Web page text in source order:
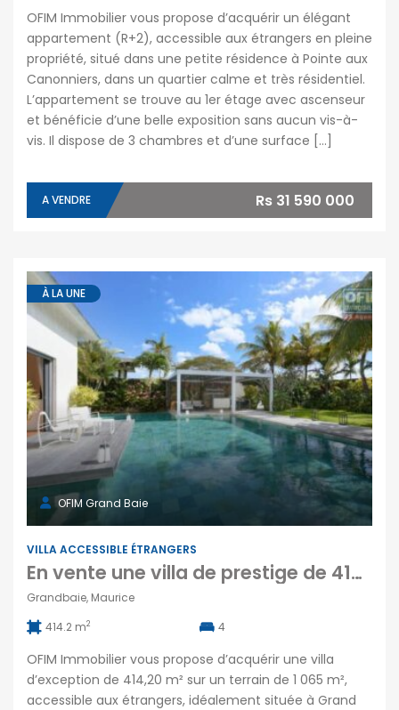
OFIM Immobilier vous propose d’acquérir un élégant
appartement (R+2), accessible aux étrangers en pleine
propriété, situé dans une petite résidence à Pointe aux
Canonniers, dans un quartier calme et très résidentiel.
L’appartement se trouve au 1er étage avec ascenseur
et bénéficie d’une belle exposition sans aucun vis-à-
vis. Il dispose de 3 chambres et d’une surface […]
A VENDRE Rs 31 590 000
À LA UNE
OFIM Grand Baie
VILLA ACCESSIBLE ÉTRANGERS
En vente une villa de prestige de 414 m² avec piscine chauffée sur terrain 1 065 m² à Grand Baie, accessible aux étrangers
Grandbaie, Maurice
414.2 m2 4
OFIM Immobilier vous propose d’acquérir une villa
d’exception de 414,20 m² sur un terrain de 1 065 m²,
accessible aux étrangers, idéalement située à Grand